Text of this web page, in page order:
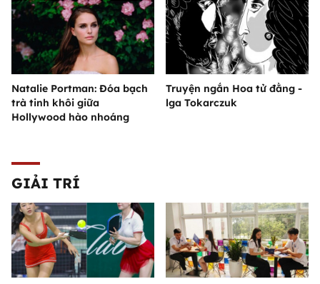
Natalie Portman: Đóa bạch
trà tinh khôi giữa
Hollywood hào nhoáng
Truyện ngắn Hoa tử đằng -
lga Tokarczuk
GIẢI TRÍ